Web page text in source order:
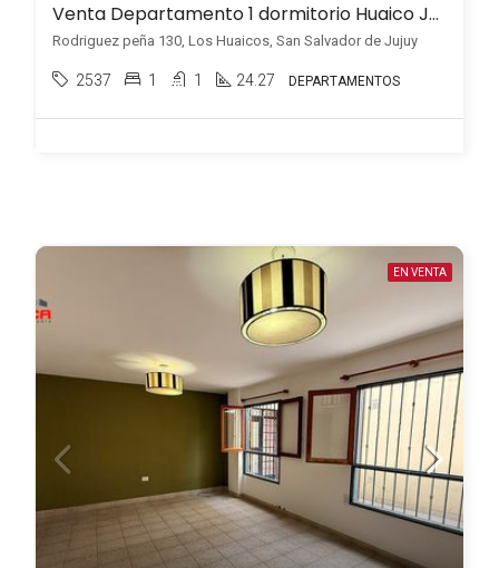
Venta Departamento 1 dormitorio Huaico Jujuy
Rodriguez peña 130, Los Huaicos, San Salvador de Jujuy
2537 1 1 24.27 DEPARTAMENTOS
EN VENTA